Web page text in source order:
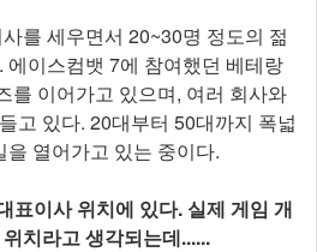
를 세우면서 20~30명 정도의 젊
에이스컴뱃 7에 참여했던 베테랑
를 이어가고 있으며, 여러 회사와
고 있다. 20대부터 50대까지 폭넓
열어가고 있는 중이다.
표이사 위치에 있다. 실제 게임 개
치라고 생각되는데......